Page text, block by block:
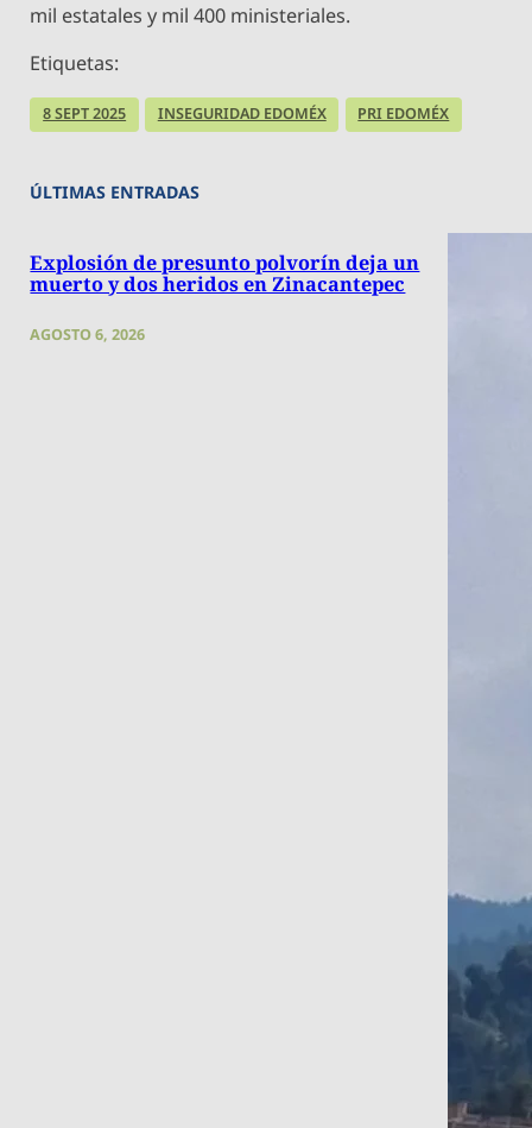
mil estatales y mil 400 ministeriales.
Etiquetas:
8 SEPT 2025 INSEGURIDAD EDOMÉX PRI EDOMÉX
ÚLTIMAS ENTRADAS
Explosión de presunto polvorín deja un
muerto y dos heridos en Zinacantepec
AGOSTO 6, 2026